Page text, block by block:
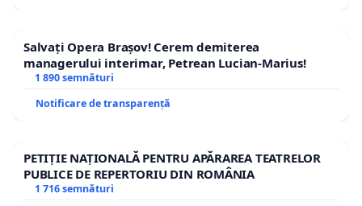
Salvați Opera Brașov! Cerem demiterea
managerului interimar, Petrean Lucian-Marius!
1 890 semnături
Notificare de transparență
PETIȚIE NAȚIONALĂ PENTRU APĂRAREA TEATRELOR
PUBLICE DE REPERTORIU DIN ROMÂNIA
1 716 semnături